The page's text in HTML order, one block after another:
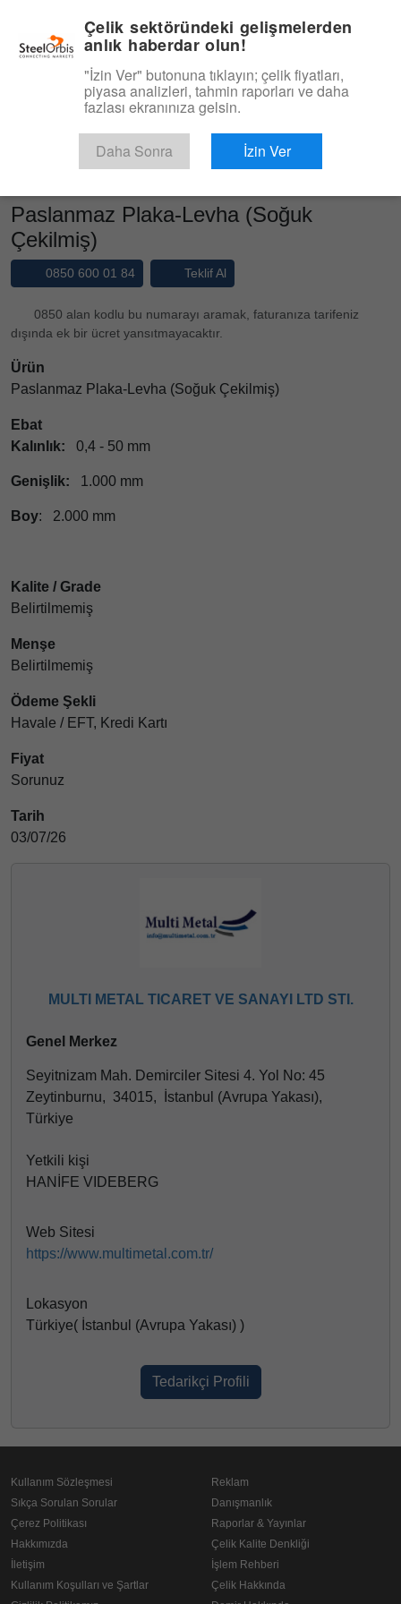
Ürün, Hizmet
Paslanmaz Soğuk Sac
Paslanmaz Plaka-Levha (Soğuk
Çekilmiş)
0850 600 01 84 Teklif Al
0850 alan kodlu bu numarayı aramak, faturanıza tarifeniz
dışında ek bir ücret yansıtmayacaktır.
Ürün
Paslanmaz Plaka-Levha (Soğuk Çekilmiş)
Ebat
Kalınlık: 0,4 - 50 mm
Genişlik: 1.000 mm
Boy: 2.000 mm
Kalite / Grade
Belirtilmemiş
Menşe
Belirtilmemiş
Ödeme Şekli
Havale / EFT, Kredi Kartı
Fiyat
Sorunuz
Tarih
03/07/26
MULTI METAL TICARET VE SANAYI LTD STI.
Genel Merkez
Seyitnizam Mah. Demirciler Sitesi 4. Yol No: 45
Zeytinburnu, 34015, İstanbul (Avrupa Yakası),
Türkiye
Yetkili kişi
HANİFE VIDEBERG
Web Sitesi
https://www.multimetal.com.tr/
Lokasyon
Türkiye( İstanbul (Avrupa Yakası) )
Tedarikçi Profili
Kullanım Sözleşmesi
Sıkça Sorulan Sorular
Çerez Politikası
Hakkımızda
İletişim
Kullanım Koşulları ve Şartlar
Reklam
Danışmanlık
Raporlar & Yayınlar
Çelik Kalite Denkliği
İşlem Rehberi
Çelik Hakkında
Çelik sektöründeki gelişmelerden
anlık haberdar olun!
"İzin Ver" butonuna tıklayın; çelik fiyatları,
piyasa analizleri, tahmin raporları ve daha
fazlası ekranınıza gelsin.
Daha Sonra İzin Ver